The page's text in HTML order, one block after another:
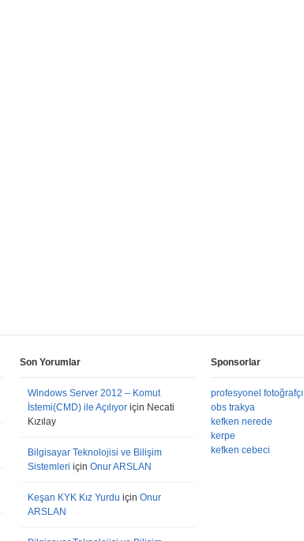
Son Yorumlar
Windows Server 2012 – Komut
İstemi(CMD) ile Açılıyor için Necati
Kızılay
Bilgisayar Teknolojisi ve Bilişim
Sistemleri için Onur ARSLAN
Keşan KYK Kız Yurdu için Onur
ARSLAN
Sponsorlar
profesyonel fotoğrafçı
obs trakya
kefken nerede
kerpe
kefken cebeci